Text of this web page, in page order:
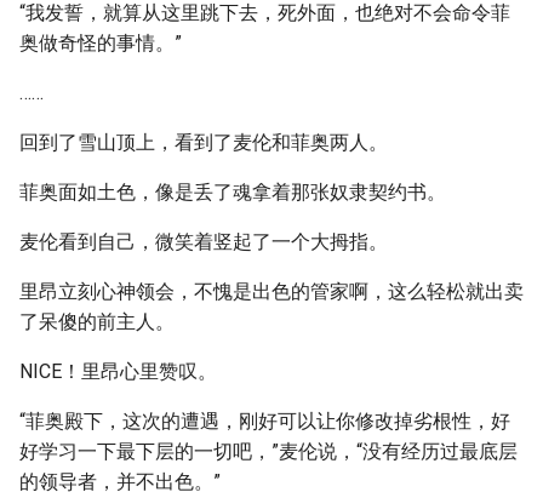
“我发誓，就算从这里跳下去，死外面，也绝对不会命令菲
奥做奇怪的事情。”
……
回到了雪山顶上，看到了麦伦和菲奥两人。
菲奥面如土色，像是丢了魂拿着那张奴隶契约书。
麦伦看到自己，微笑着竖起了一个大拇指。
里昂立刻心神领会，不愧是出色的管家啊，这么轻松就出卖
了呆傻的前主人。
NICE！里昂心里赞叹。
“菲奥殿下，这次的遭遇，刚好可以让你修改掉劣根性，好
好学习一下最下层的一切吧，”麦伦说，“没有经历过最底层
的领导者，并不出色。”